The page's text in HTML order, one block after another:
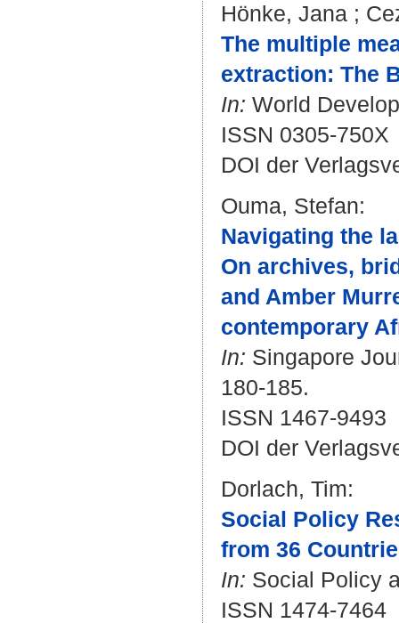
Hönke, Jana ;
The multiple
extraction: The
In: World
ISSN 0305-750X
DOI der
Ouma, Stefan:
Navigating the
On archives,
and Amber
contemporary
In: Singapore
180-185.
ISSN 1467-9493
DOI der
Dorlach, Tim:
Social Policy
from 36
In: Social Policy
ISSN 1474-7464